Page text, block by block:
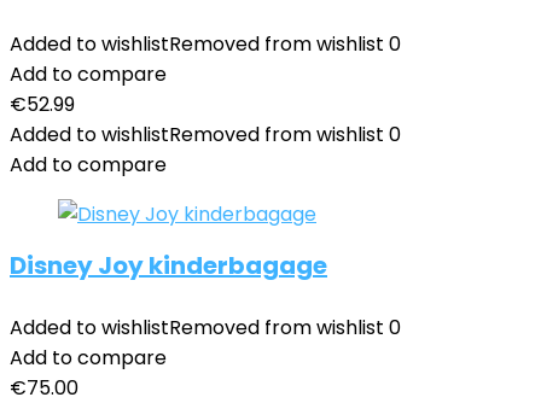
Added to wishlistRemoved from wishlist 0
Add to compare
€52.99
Added to wishlistRemoved from wishlist 0
Add to compare
Disney Joy kinderbagage
Added to wishlistRemoved from wishlist 0
Add to compare
€75.00